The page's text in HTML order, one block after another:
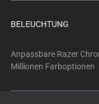
BELEUCHTUNG
Anpassbare Razer
Millionen Farboptionen